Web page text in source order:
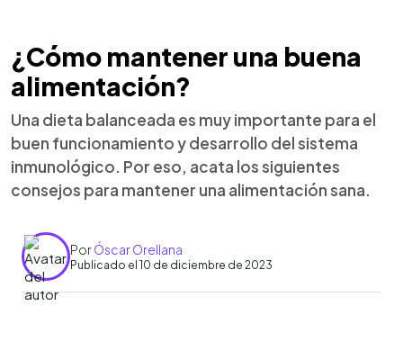
¿Cómo mantener una buena
alimentación?
Una dieta balanceada es muy importante para el
buen funcionamiento y desarrollo del sistema
inmunológico. Por eso, acata los siguientes
consejos para mantener una alimentación sana.
PorÓscar Orellana
Publicado el 10 de diciembre de 2023